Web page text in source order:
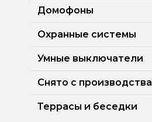
Домофоны
Охранные системы
Умные выключатели
Снято с производства
Террасы и беседки